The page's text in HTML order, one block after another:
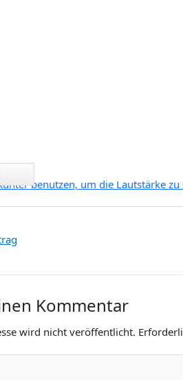
benutzen, um die Lautstärke zu
Kommentar
wird nicht veröffentlicht.